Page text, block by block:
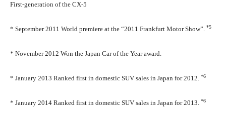
First-generation of the CX-5
* September 2011 World premiere at the “2011 Frankfurt Motor Show”. *5
* November 2012 Won the Japan Car of the Year award.
* January 2013 Ranked first in domestic SUV sales in Japan for 2012. *6
* January 2014 Ranked first in domestic SUV sales in Japan for 2013. *6